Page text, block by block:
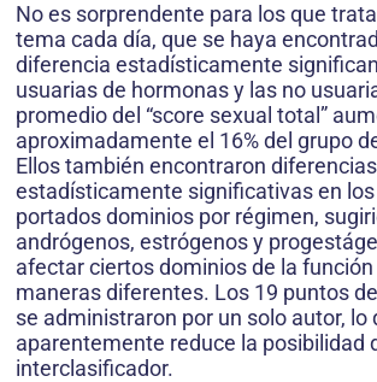
No es sorprendente para los que
tema cada día, que se haya
diferencia estadísticamente
usuarias de hormonas y las no
promedio del “score sexual total”
aproximadamente el 16% del grupo
Ellos también encontraron diferencias
estadísticamente significativas en
portados dominios por régimen,
andrógenos, estrógenos y
afectar ciertos dominios de la
maneras diferentes. Los 19 puntos
se administraron por un solo autor, lo
aparentemente reduce la posibilidad
interclasificador.